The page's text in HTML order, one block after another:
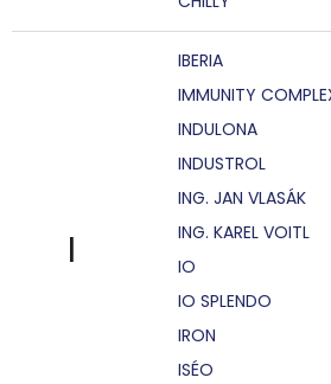
I
IBERIA
IMMUNITY
INDULONA
INDUSTROL
ING. JAN VLASÁK
ING. KAREL VOITL
IO
IO SPLENDO
IRON
ISÉO